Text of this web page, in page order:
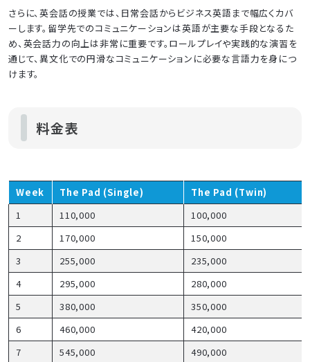
さらに、英会話の授業では、日常会話からビジネス英語まで幅広くカバ
ーします。留学先でのコミュニケーションは英語が主要な手段となるた
め、英会話力の向上は非常に重要です。ロールプレイや実践的な演習を
通じて、異文化での円滑なコミュニケーションに必要な言語力を身につ
けます。
料金表
Week The Pad (Single)
The Pad (Twin)
1
110,000
100,000
2
170,000
150,000
3
255,000
235,000
4
295,000
280,000
5
380,000
350,000
6
460,000
420,000
7
545,000
490,000